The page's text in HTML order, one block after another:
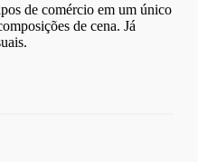
de comércio em um único
de cena. Já